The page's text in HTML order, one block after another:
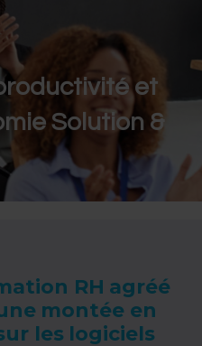
et
Solution &
RH agréé
montée en
les logiciels